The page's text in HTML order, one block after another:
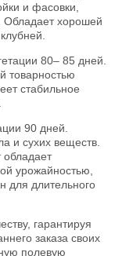
и фасовки,
Обладает хорошей
80– 85 дней.
товарностью
стабильное
90 дней.
и сухих веществ.
урожайностью,
для длительного
гарантируя
заказа своих
полевую